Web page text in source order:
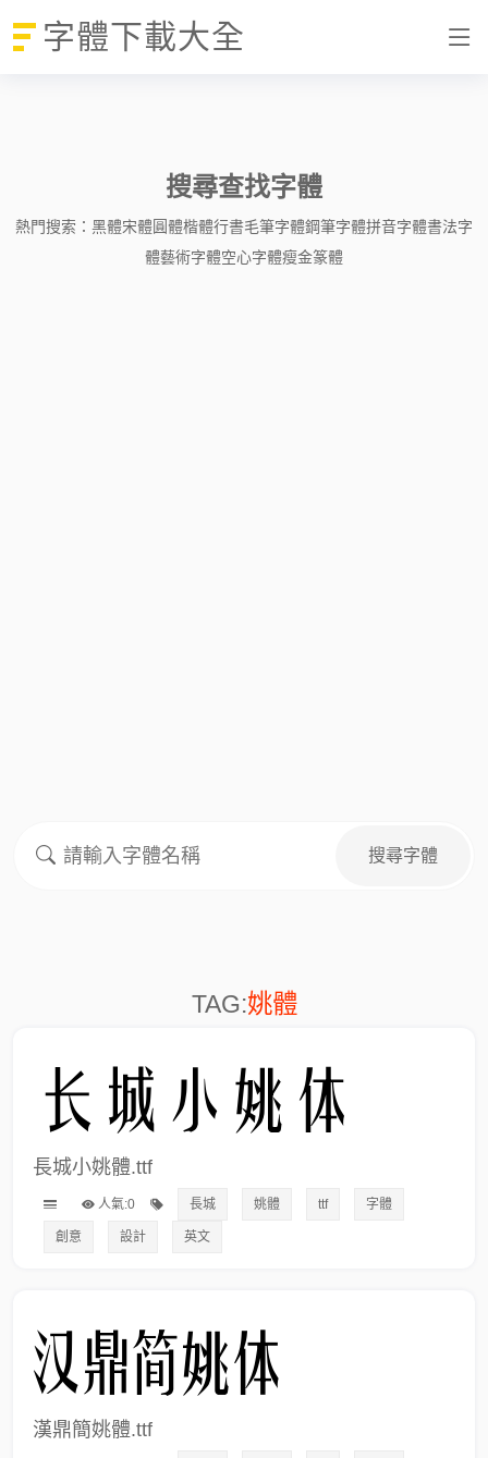
字體下載大全
搜尋查找字體
熱門搜索： 黑體宋體圓體楷體行書毛筆字體鋼筆字體拼音字體書法字
體藝術字體空心字體瘦金篆體
TAG:姚體
長城小姚體.ttf
人氣:0 長城 姚體 ttf 字體
創意 設計 英文
漢鼎簡姚體.ttf